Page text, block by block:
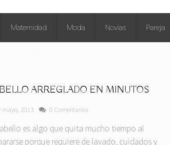
Maternidad Moda Novias Pareja
ARREGLADO EN MINUTOS
mayo, 2013 0 Comentarios
es algo que quita mucho tiempo al
porque requiere de lavado, cuidados y